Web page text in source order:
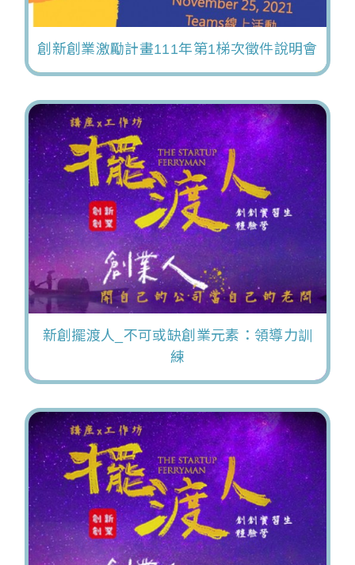
創新創業激勵計畫111年第1梯次徵件說明會
新創擺渡人_不可或缺創業元素：領導力訓
練